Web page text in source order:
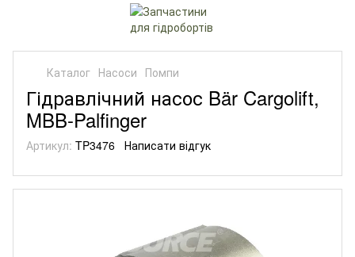
Каталог Насоси Помпи
Гідравлічний насос Bär Cargolift,
MBB-Palfinger
Артикул: TP3476 Написати відгук